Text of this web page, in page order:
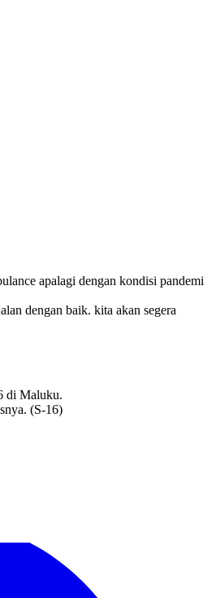
apalagi dengan kondisi pandemi
dengan baik. kita akan segera
di Maluku.
(S-16)